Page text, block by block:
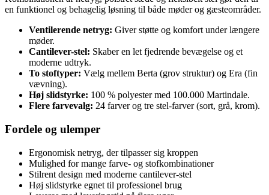
en funktionel og behagelig løsning til både møder og gæsteområder.
Ventilerende netryg: Giver støtte og komfort under længere
møder.
Cantilever-stel: Skaber en let fjedrende bevægelse og et
moderne udtryk.
To stoftyper: Vælg mellem Berta (grov struktur) og Era (fin
vævning).
Høj slidstyrke: 100 % polyester med 100.000 Martindale.
Flere farvevalg: 24 farver og tre stel-farver (sort, grå, krom).
Fordele og ulemper
Ergonomisk netryg, der tilpasser sig kroppen
Mulighed for mange farve- og stofkombinationer
Stilrent design med moderne cantilever-stel
Høj slidstyrke egnet til professionel brug